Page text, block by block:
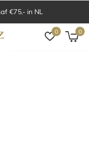
0 0
€75,- in NL